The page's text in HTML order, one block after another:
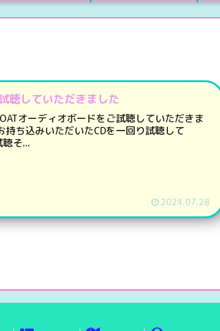
聴していただきました
オーディオボードをご試聴していただきま
ち込みいただいたCDを一回り試聴して
聴そ...
2024.07.28